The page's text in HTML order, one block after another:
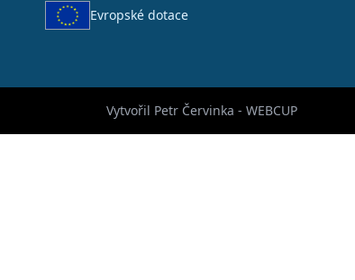
Evropské dotace
Vytvořil Petr Červinka - WEBCUP